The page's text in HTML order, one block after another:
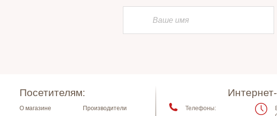
Посетителям:
О магазине
Производители
Телефоны: